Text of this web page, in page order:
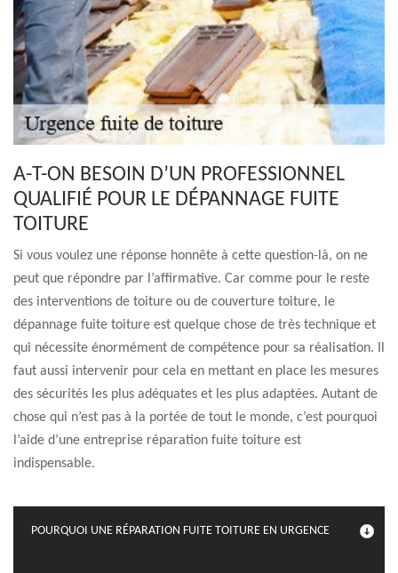
A-T-ON BESOIN D’UN PROFESSIONNEL
QUALIFIÉ POUR LE DÉPANNAGE FUITE
TOITURE
Si vous voulez une réponse honnête à cette question-là, on ne
peut que répondre par l’affirmative. Car comme pour le reste
des interventions de toiture ou de couverture toiture, le
dépannage fuite toiture est quelque chose de très technique et
qui nécessite énormément de compétence pour sa réalisation. Il
faut aussi intervenir pour cela en mettant en place les mesures
des sécurités les plus adéquates et les plus adaptées. Autant de
chose qui n’est pas à la portée de tout le monde, c’est pourquoi
l’aide d’une entreprise réparation fuite toiture est
indispensable.
POURQUOI UNE RÉPARATION FUITE TOITURE EN URGENCE